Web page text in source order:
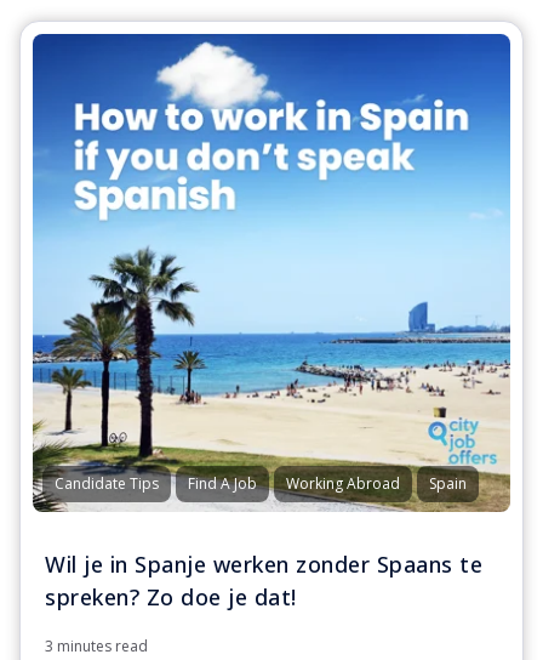
Candidate Tips Find A Job Working Abroad Spain
Wil je in Spanje werken zonder Spaans te
spreken? Zo doe je dat!
3 minutes read